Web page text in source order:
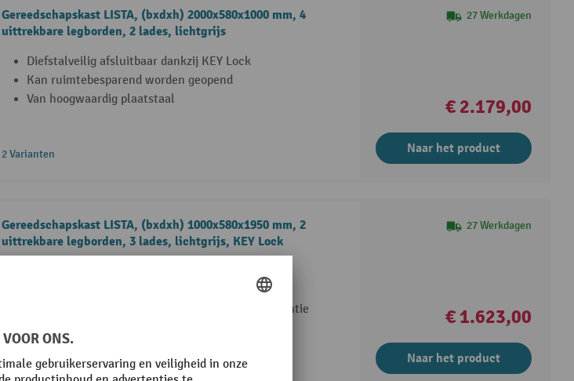
Gereedschapskast LISTA, (bxdxh) 2000x580x1000 mm, 4
uittrekbare legborden, 2 lades, lichtgrijs
Diefstalveilig afsluitbaar dankzij KEY Lock
Kan ruimtebesparend worden geopend
Van hoogwaardig plaatstaal
2 Varianten
27 Werkdagen
€ 2.179,00
Naar het product
Gereedschapskast LISTA, (bxdxh) 1000x580x1950 mm, 2
uittrekbare legborden, 3 lades, lichtgrijs, KEY Lock
Kwaliteitsproduct "Made in Europe", 10 jaar garantie
6 Varianten
27 Werkdagen
€ 1.623,00
Naar het product